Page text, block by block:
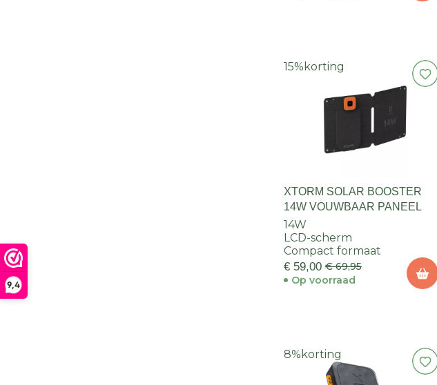
9,4
15% korting
XTORM SOLAR BOOSTER
14W VOUWBAAR PANEEL
14W
LCD-scherm
Compact formaat
€ 59,00 € 69,95
Op voorraad
8% korting